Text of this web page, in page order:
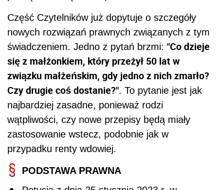
Część Czytelników już dopytuje o szczegóły
nowych rozwiązań prawnych związanych z tym
świadczeniem. Jedno z pytań brzmi: "Co dzieje
się z małżonkiem, który przeżył 50 lat w
związku małżeńskim, gdy jedno z nich zmarło?
Czy drugie coś dostanie?". To pytanie jest jak
najbardziej zasadne, ponieważ rodzi
wątpliwości, czy nowe przepisy będą miały
zastosowanie wstecz, podobnie jak w
przypadku renty wdowiej.
PODSTAWA PRAWNA